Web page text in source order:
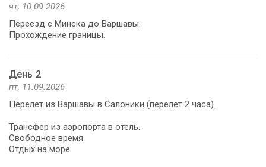
чт, 10.09.2026
Переезд с Минска до Варшавы.
Прохождение границы.
День 2
пт, 11.09.2026
Перелет из Варшавы в Салоники (перелет 2 часа).
Трансфер из аэропорта в отель.
Свободное время.
Отдых на море.